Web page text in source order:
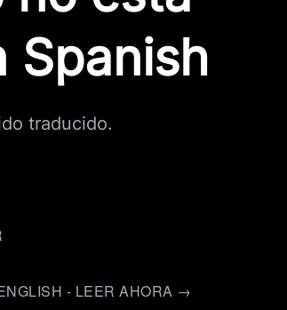
Spanish
traducido.
- LEER AHORA →